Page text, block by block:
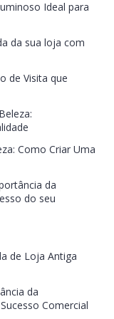
Ideal para
da sua loja com
de Visita que
Como Criar Uma
da
do seu
de Loja Antiga
da
Comercial